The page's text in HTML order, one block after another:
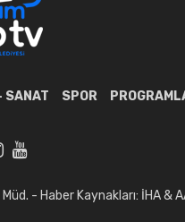
SANAT SPOR
- Haber Kaynakları: İHA &